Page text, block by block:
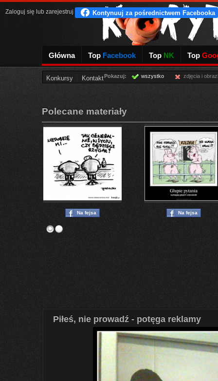
Główna Top Facebook Top NK Top
Konkursy Kontakt
Zaloguj się lub zarejestruj
Pokazuj: wszystko zdjęcia i
Polecane materiały
Na fejsa Na fejsa
Piłeś, nie prowadź - potęga reklamy